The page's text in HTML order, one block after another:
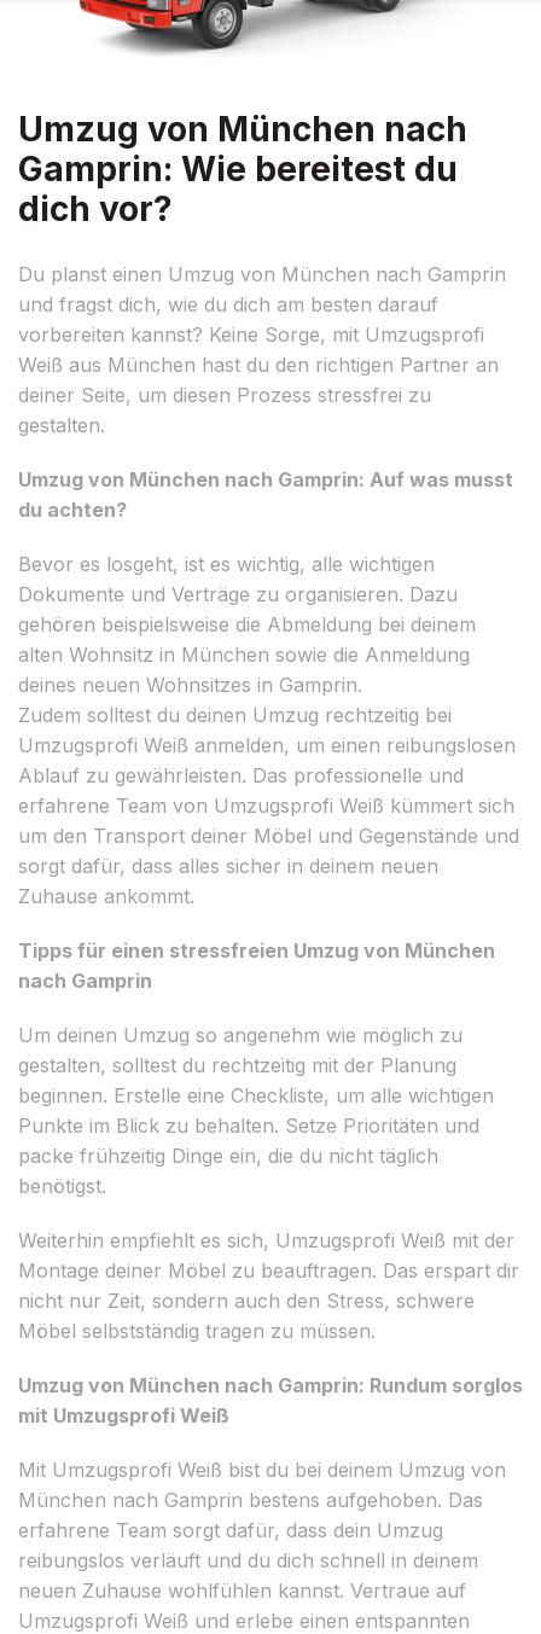
Umzug von München nach
Gamprin: Wie bereitest du
dich vor?
Du planst einen Umzug von München nach Gamprin
und fragst dich, wie du dich am besten darauf
vorbereiten kannst? Keine Sorge, mit Umzugsprofi
Weiß aus München hast du den richtigen Partner an
deiner Seite, um diesen Prozess stressfrei zu
gestalten.
Umzug von München nach Gamprin: Auf was musst
du achten?
Bevor es losgeht, ist es wichtig, alle wichtigen
Dokumente und Verträge zu organisieren. Dazu
gehören beispielsweise die Abmeldung bei deinem
alten Wohnsitz in München sowie die Anmeldung
deines neuen Wohnsitzes in Gamprin.
Zudem solltest du deinen Umzug rechtzeitig bei
Umzugsprofi Weiß anmelden, um einen reibungslosen
Ablauf zu gewährleisten. Das professionelle und
erfahrene Team von Umzugsprofi Weiß kümmert sich
um den Transport deiner Möbel und Gegenstände und
sorgt dafür, dass alles sicher in deinem neuen
Zuhause ankommt.
Tipps für einen stressfreien Umzug von München
nach Gamprin
Um deinen Umzug so angenehm wie möglich zu
gestalten, solltest du rechtzeitig mit der Planung
beginnen. Erstelle eine Checkliste, um alle wichtigen
Punkte im Blick zu behalten. Setze Prioritäten und
packe frühzeitig Dinge ein, die du nicht täglich
benötigst.
Weiterhin empfiehlt es sich, Umzugsprofi Weiß mit der
Montage deiner Möbel zu beauftragen. Das erspart dir
nicht nur Zeit, sondern auch den Stress, schwere
Möbel selbstständig tragen zu müssen.
Umzug von München nach Gamprin: Rundum sorglos
mit Umzugsprofi Weiß
Mit Umzugsprofi Weiß bist du bei deinem Umzug von
München nach Gamprin bestens aufgehoben. Das
erfahrene Team sorgt dafür, dass dein Umzug
reibungslos verläuft und du dich schnell in deinem
neuen Zuhause wohlfühlen kannst. Vertraue auf
Umzugsprofi Weiß und erlebe einen entspannten